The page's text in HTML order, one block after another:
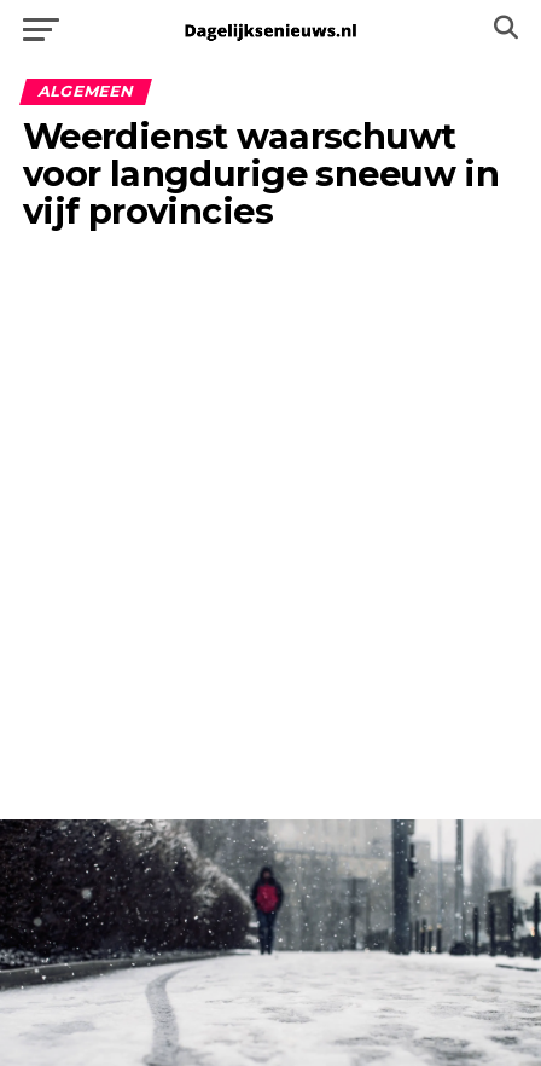
ALGEMEEN
Weerdienst waarschuwt
voor langdurige sneeuw in
vijf provincies